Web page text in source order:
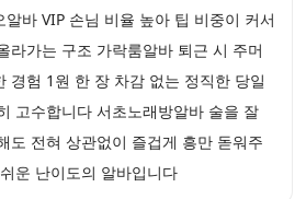
바 VIP 손님 비율 높아 팁 비중이 커서
라가는 구조 가락룸알바 퇴근 시 주머
경험 1원 한 장 차감 없는 정직한 당일
고수합니다 서초노래방알바 술을 잘
도 전혀 상관없이 즐겁게 흥만 돋워주
운 난이도의 알바입니다